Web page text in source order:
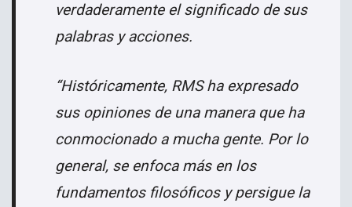
verdaderamente el significado de sus
palabras y acciones.
“Históricamente, RMS ha expresado
sus opiniones de una manera que ha
conmocionado a mucha gente. Por lo
general, se enfoca más en los
fundamentos filosóficos y persigue la